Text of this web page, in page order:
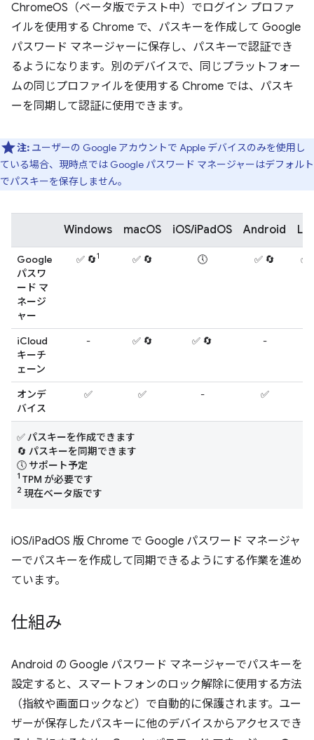
ChromeOS（ベータ版でテスト中）でログイン プロファ
イルを使用する Chrome で、パスキーを作成して Google
パスワード マネージャーに保存し、パスキーで認証でき
るようになります。別のデバイスで、同じプラットフォー
ムの同じプロファイルを使用する Chrome では、パスキ
ーを同期して認証に使用できます。
注: ユーザーの Google アカウントで Apple デバイスのみを使用し
ている場合、現時点では Google パスワード マネージャーはデフォルト
でパスキーを保存しません。
Windows macOS iOS/iPadOS Android
Google
パスワ
ード マ
ネージ
ャー
✅ 🔄1 ✅ 🔄 🕔 ✅ 🔄 ✅
iCloud
キーチ
ェーン
- ✅ 🔄 ✅ 🔄 -
オンデ
バイス
✅ ✅ - ✅
✅ パスキーを作成できます
🔄 パスキーを同期できます
🕔 サポート予定
1 TPM が必要です
2 現在ベータ版です
iOS/iPadOS 版 Chrome で Google パスワード マネージャ
ーでパスキーを作成して同期できるようにする作業を進め
ています。
仕組み
Android の Google パスワード マネージャーでパスキーを
設定すると、スマートフォンのロック解除に使用する方法
（指紋や画面ロックなど）で自動的に保護されます。ユー
ザーが保存したパスキーに他のデバイスからアクセスでき